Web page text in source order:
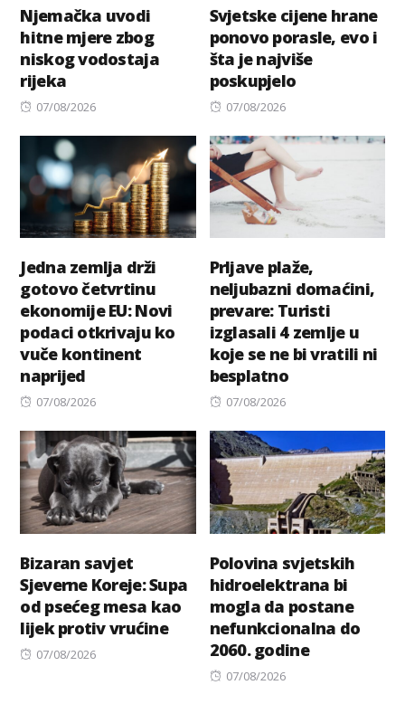
Njemačka uvodi
hitne mjere zbog
niskog vodostaja
rijeka
Posted
07/08/2026
Svjetske cijene hrane
ponovo porasle, evo i
šta je najviše
poskupjelo
Posted
07/08/2026
Jedna zemlja drži
gotovo četvrtinu
ekonomije EU: Novi
podaci otkrivaju ko
vuče kontinent
naprijed
Posted
07/08/2026
Prljave plaže,
neljubazni domaćini,
prevare: Turisti
izglasali 4 zemlje u
koje se ne bi vratili ni
besplatno
Posted
07/08/2026
Bizaran savjet
Sjeverne Koreje: Supa
od psećeg mesa kao
lijek protiv vrućine
Posted
07/08/2026
Polovina svjetskih
hidroelektrana bi
mogla da postane
nefunkcionalna do
2060. godine
Posted
07/08/2026